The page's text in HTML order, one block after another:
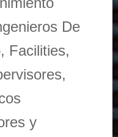
De
Facilities,
y